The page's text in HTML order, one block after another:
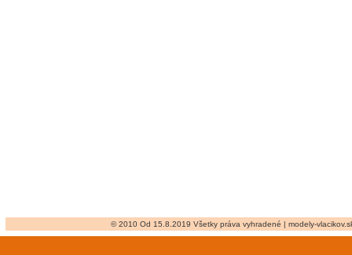
© 2010 Od 15.8.2019 Všetky práva vyhradené | modely-